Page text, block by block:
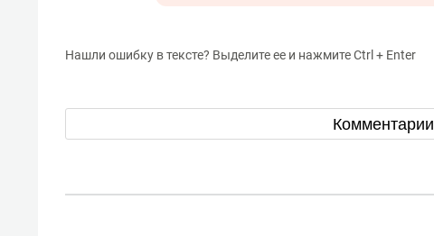
Нашли ошибку в тексте? Выделите ее и нажмите Ctrl + Enter
Комментарии